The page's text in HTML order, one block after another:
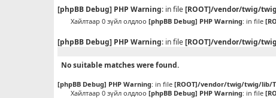
[phpBB Debug] PHP Warning: in file[ROOT]/vendor/twig/
Хайлтаар 0 зүйл олдлоо [phpBB Debug] PHP Warning: in file
[phpBB Debug] PHP Warning: in file[ROOT]/vendor/twig/
No suitable matches were found.
[phpBB Debug] PHP Warning: in file [ROOT]/vendor/twig/twig/lib/
Хайлтаар 0 зүйл олдлоо [phpBB Debug] PHP Warning: in file